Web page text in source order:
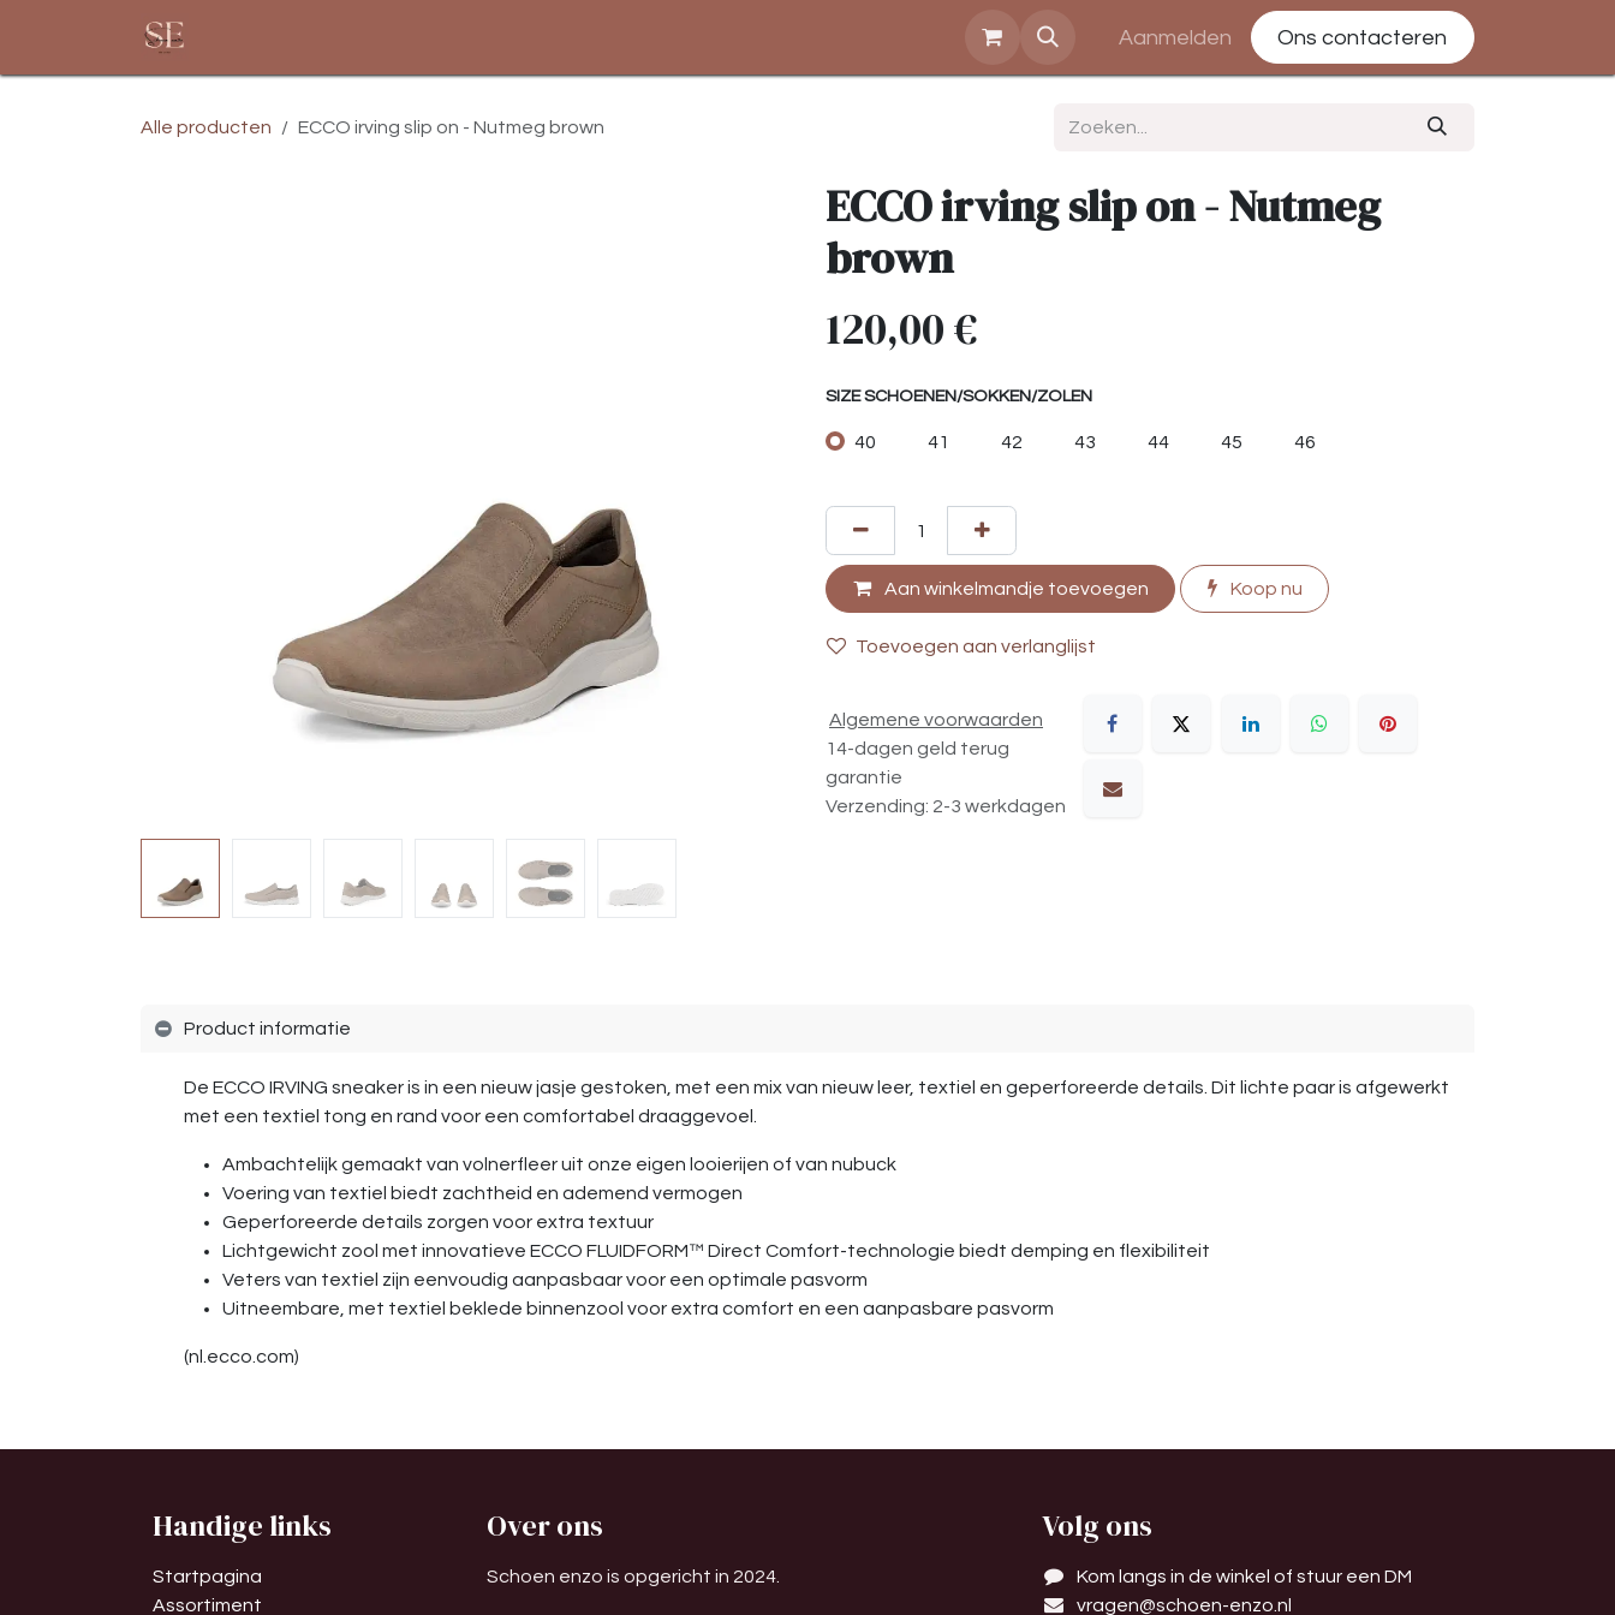
Shop Aanmelden Ons contacteren
Alle producten ECCO irving slip on - Nutmeg brown
ECCO irving slip on - Nutmeg
brown
120,00€
SIZE SCHOENEN/SOKKEN/ZOLEN
40 41 42 43 44 45 46
Aan winkelmandje toevoegen Koop nu
Toevoegen aan verlanglijst
Algemene voorwaarden
14-dagen geld terug
garantie
Verzending: 2-3 werkdagen
Product informatie
De ECCO IRVING sneaker is in een nieuw jasje gestoken, met een mix van nieuw leer, textiel en geperforeerde details. Dit lichte paar is afgewerkt
met een textiel tong en rand voor een comfortabel draaggevoel.
Ambachtelijk gemaakt van volnerfleer uit onze eigen looierijen of van nubuck
Voering van textiel biedt zachtheid en ademend vermogen
Geperforeerde details zorgen voor extra textuur
Lichtgewicht zool met innovatieve ECCO FLUIDFORM™ Direct Comfort-technologie biedt demping en flexibiliteit
Veters van textiel zijn eenvoudig aanpasbaar voor een optimale pasvorm
Uitneembare, met textiel beklede binnenzool voor extra comfort en een aanpasbare pasvorm
(nl.ecco.com)
Handige links
Startpagina
Assortiment
Volg ons
Kom langs in de winkel of stuur een DM
vragen@schoen-enzo.nl
Over ons
Schoen enzo is opgericht in 2024.